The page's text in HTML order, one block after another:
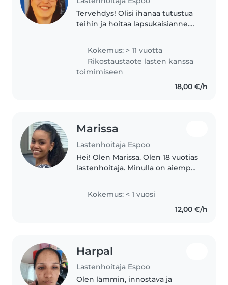
Tervehdys! Olisi ihanaa tutustua
teihin ja hoitaa lapsukaisianne.
1v-6v ryhmissä, toiminut
koulunkäynnin ohjaajana
erityisryhmässä ja ollut myös
opettajan..
Kokemus: > 11 vuotta
Rikostaustaote lasten kanssa
toimimiseen
18,00 €/h
Marissa
Lastenhoitaja Espoo
Hei! Olen Marissa. Olen 18 vuotias
lastenhoitaja. Minulla on aiempaa
apukerhonohjaajana
kokkikerhossa 7 vuotiaitten
Kokemus: < 1 vuosi
12,00 €/h
Harpal
Lastenhoitaja Espoo
Olen lämmin, innostava ja